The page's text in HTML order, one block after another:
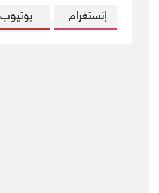
إنستغرام يوتيوب